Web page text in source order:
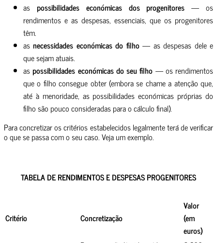
as possibilidades económicas dos progenitores— os
rendimentos e as despesas, essenciais, que os progenitores
têm.
asnecessidades económicas do filho— as despesas dele e
que sejam atuais.
as possibilidades económicas do seu filho — os rendimentos
que o filho consegue obter (embora se chame a atenção que,
até à menoridade, as possibilidades económicas próprias do
filho são pouco consideradas para o cálculo final).
Para concretizar os critérios estabelecidos legalmente terá de verificar
o que se passa com o seu caso. Veja um exemplo.
TABELA DE RENDIMENTOS E DESPESASPROGENITORES
Critério Concretização
Valor
(em
euros)